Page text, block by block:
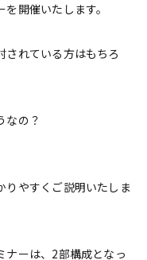
開催いたします。
されている方はもちろ
なの？
りやすくご説明いたしま
ナーは、2部構成となっ